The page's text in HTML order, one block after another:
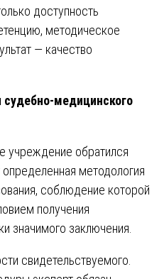
доступность
методическое
— качество
медицинского
учреждение обратился
методология
соблюдение которой
получения
значимого заключения.
свидетельствуемого.